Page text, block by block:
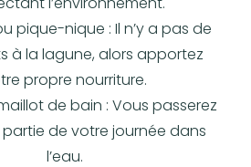
pique-nique : Il n’y a pas de
à la lagune, alors apportez
propre nourriture.
de bain : Vous passerez
de votre journée dans
l’eau.